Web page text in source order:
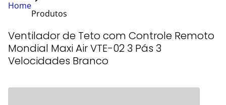
Home
Produtos
Ventilador de Teto com Controle Remoto
Mondial Maxi Air VTE-02 3 Pás 3
Velocidades Branco